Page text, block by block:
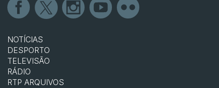
NOTÍCIAS
DESPORTO
TELEVISÃO
RÁDIO
RTP ARQUIVOS